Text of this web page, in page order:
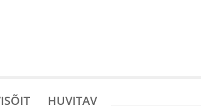
HUVITAV